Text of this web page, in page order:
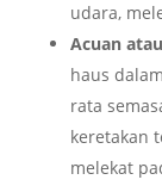
udara,
Acuan
haus
rata
keretakan
melekat